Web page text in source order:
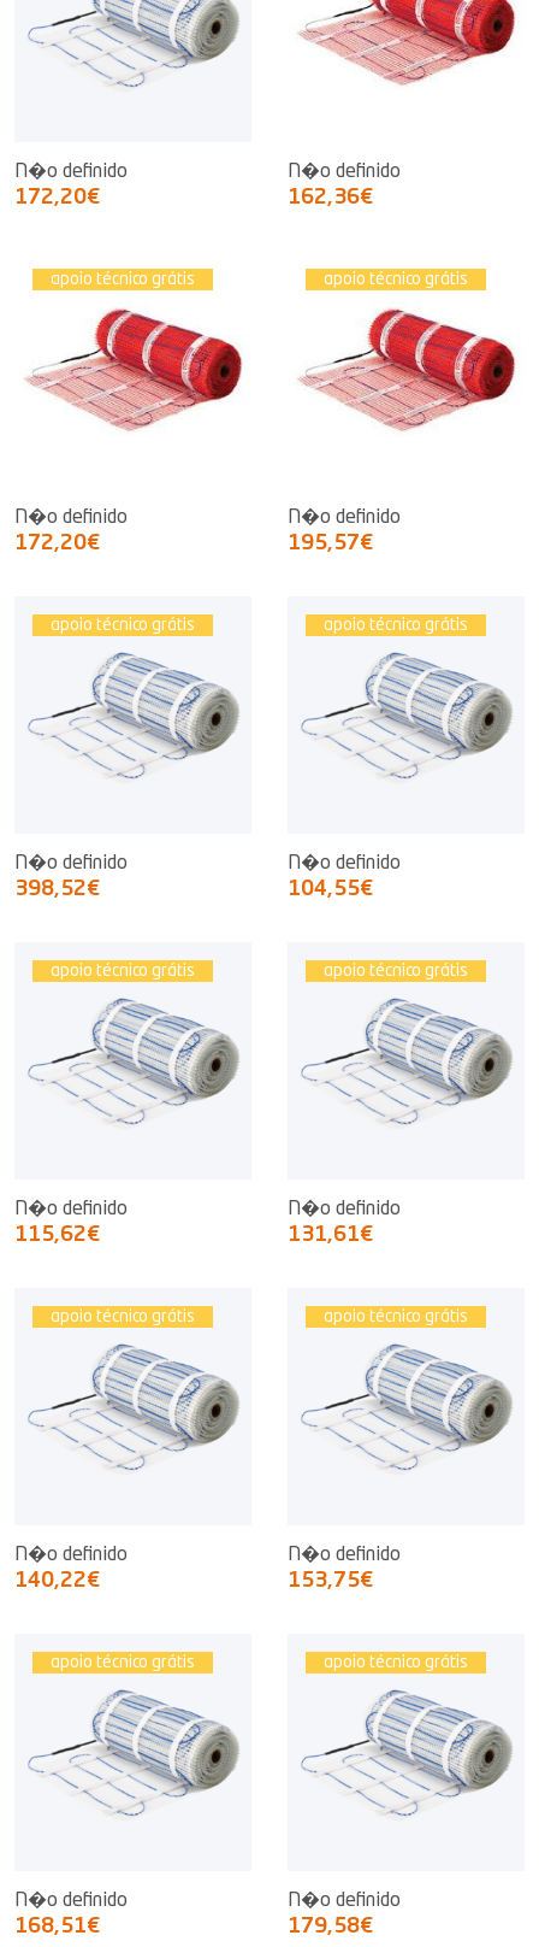
N�o definido
172,20€
N�o definido
162,36€
apoio técnico grátis
N�o definido
172,20€
apoio técnico grátis
N�o definido
195,57€
apoio técnico grátis
N�o definido
398,52€
apoio técnico grátis
N�o definido
104,55€
apoio técnico grátis
N�o definido
115,62€
apoio técnico grátis
N�o definido
131,61€
apoio técnico grátis
N�o definido
140,22€
apoio técnico grátis
N�o definido
153,75€
apoio técnico grátis
N�o definido
168,51€
apoio técnico grátis
N�o definido
179,58€